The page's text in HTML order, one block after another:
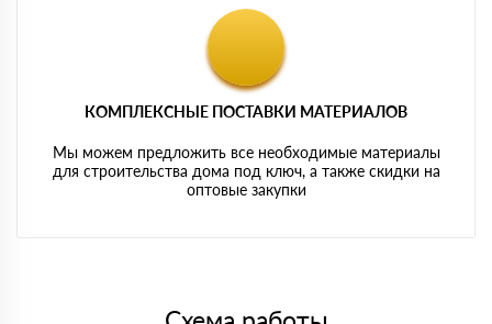
КОМПЛЕКСНЫЕ ПОСТАВКИ МАТЕРИАЛОВ
Мы можем предложить все необходимые материалы
для строительства дома под ключ, а также скидки на
оптовые закупки